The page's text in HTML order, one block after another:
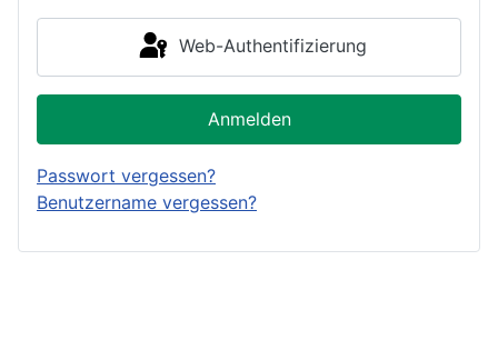
Web-Authentifizierung
Anmelden
Passwort vergessen?
Benutzername vergessen?